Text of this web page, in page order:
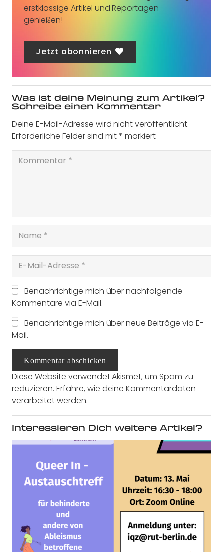
erstklassige Artikel und Reportagen
genießen!
Jetzt abonnieren
Was ist deine Meinung zum Artikel?
Schreibe einen Kommentar
Deine E-Mail-Adresse wird nicht veröffentlicht.
Erforderliche Felder sind mit* markiert
Benachrichtige mich über nachfolgende
Kommentare via E-Mail.
Benachrichtige mich über neue Beiträge via E-
Mail.
Kommentar abschicken
Diese Website verwendet Akismet, um Spam zu
reduzieren. Erfahre, wie deine Kommentardaten
verarbeitet werden.
Interessieren Dich weitere Artikel?